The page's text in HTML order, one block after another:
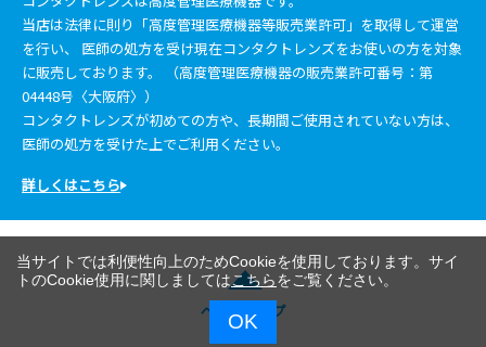
当店は法律に則り「高度管理医療機器等販売業許可」を取得して運営
を行い、 医師の処方を受け現在コンタクトレンズをお使いの方を対象
に販売しております。 （高度管理医療機器の販売業許可番号：第
04448号〈大阪府〉）
コンタクトレンズが初めての方や、長期間ご使用されていない方は、
医師の処方を受けた上でご利用ください。
詳しくはこちら
ページトップ
当サイトでは利便性向上のためCookieを使用しております。サイ
トのCookie使用に関しましてはこちらをご覧ください。
OK